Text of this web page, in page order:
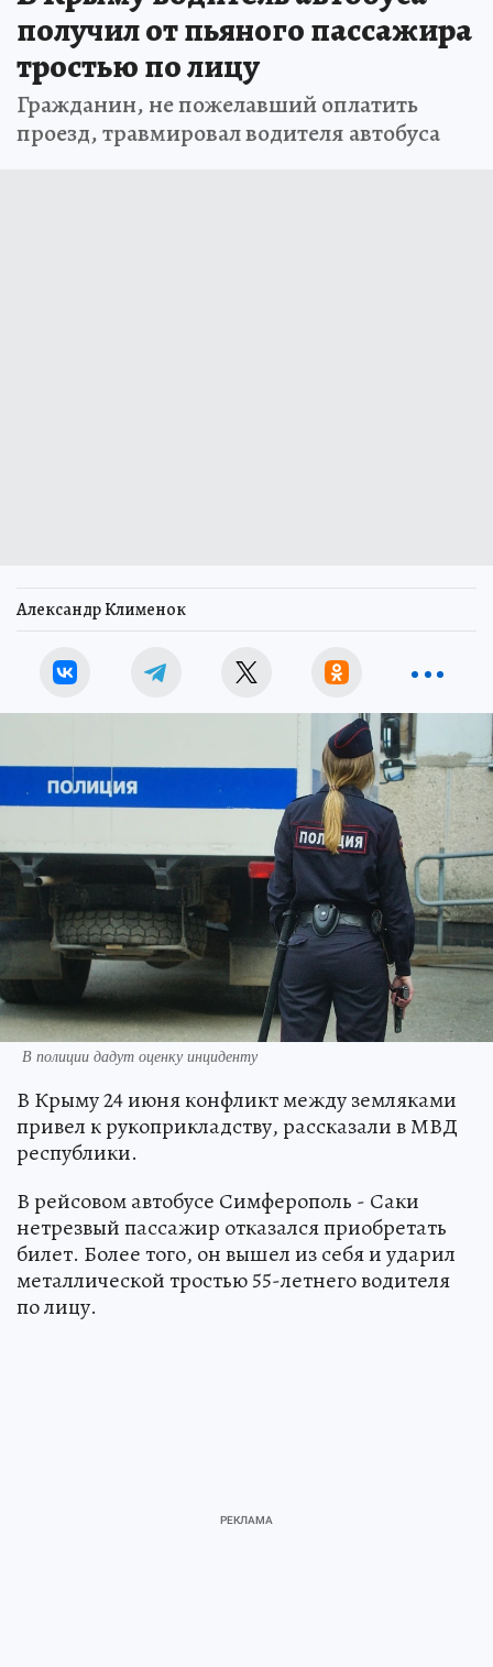
получил от пьяного пассажира
тростью по лицу
Гражданин, не пожелавший оплатить
проезд, травмировал водителя автобуса
Александр Клименок
В полиции дадут оценку инциденту
В Крыму 24 июня конфликт между земляками
привел к рукоприкладству, рассказали в МВД
республики.
В рейсовом автобусе Симферополь - Саки
нетрезвый пассажир отказался приобретать
билет. Более того, он вышел из себя и ударил
металлической тростью 55-летнего водителя
по лицу.